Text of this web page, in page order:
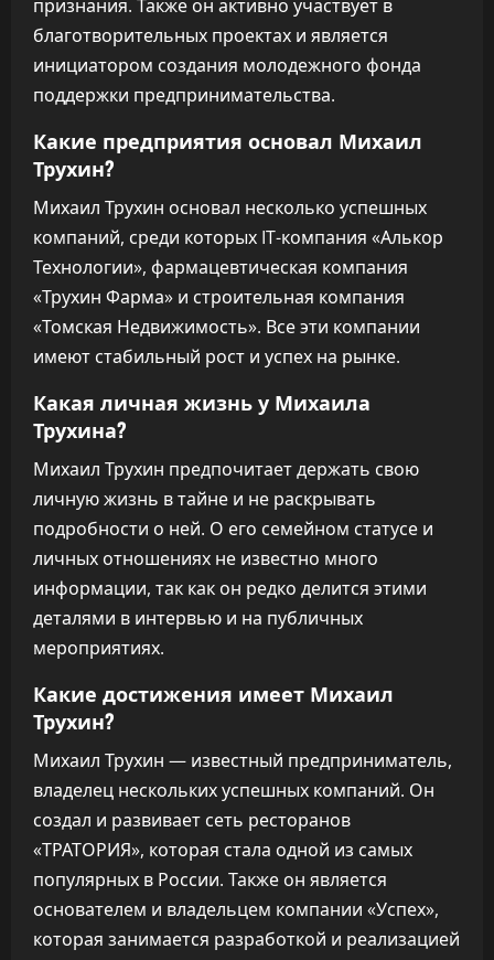
признания. Также он активно участвует в
благотворительных проектах и является
инициатором создания молодежного фонда
поддержки предпринимательства.
Какие предприятия основал Михаил
Трухин?
Михаил Трухин основал несколько успешных
компаний, среди которых IT-компания «Алькор
Технологии», фармацевтическая компания
«Трухин Фарма» и строительная компания
«Томская Недвижимость». Все эти компании
имеют стабильный рост и успех на рынке.
Какая личная жизнь у Михаила
Трухина?
Михаил Трухин предпочитает держать свою
личную жизнь в тайне и не раскрывать
подробности о ней. О его семейном статусе и
личных отношениях не известно много
информации, так как он редко делится этими
деталями в интервью и на публичных
мероприятиях.
Какие достижения имеет Михаил
Трухин?
Михаил Трухин — известный предприниматель,
владелец нескольких успешных компаний. Он
создал и развивает сеть ресторанов
«ТРАТОРИЯ», которая стала одной из самых
популярных в России. Также он является
основателем и владельцем компании «Успех»,
которая занимается разработкой и реализацией